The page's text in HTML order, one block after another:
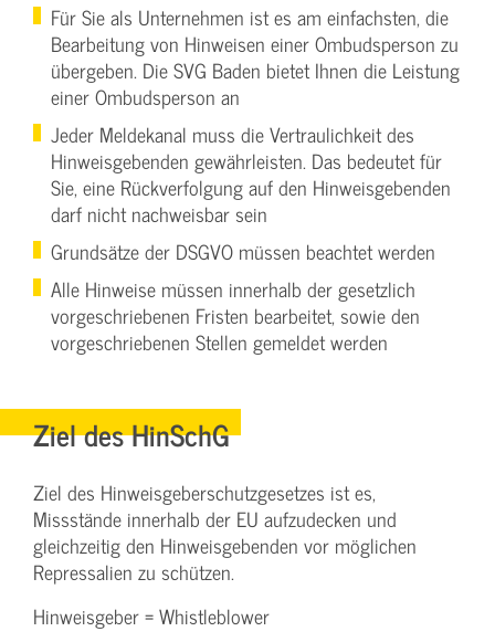
Für Sie als Unternehmen ist es am einfachsten, die
Bearbeitung von Hinweisen einer Ombudsperson zu
übergeben. Die SVG Baden bietet Ihnen die Leistung
einer Ombudsperson an
Jeder Meldekanal muss die Vertraulichkeit des
Hinweisgebenden gewährleisten. Das bedeutet für
Sie, eine Rückverfolgung auf den Hinweisgebenden
darf nicht nachweisbar sein
Grundsätze der DSGVO müssen beachtet werden
Alle Hinweise müssen innerhalb der gesetzlich
vorgeschriebenen Fristen bearbeitet, sowie den
vorgeschriebenen Stellen gemeldet werden
Ziel des HinSchG
Ziel des Hinweisgeberschutzgesetzes ist es,
Missstände innerhalb der EU aufzudecken und
gleichzeitig den Hinweisgebenden vor möglichen
Repressalien zu schützen.
Hinweisgeber = Whistleblower